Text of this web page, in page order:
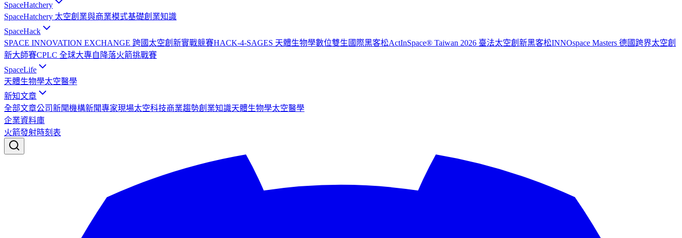
SpaceHatchery
SpaceHatchery 太空創業與商業模式基礎創業知識
SpaceHack
SPACE INNOVATION EXCHANGE 跨國太空創新實戰競賽HACK-4-SAGES 天體生物學數位雙生國際黑客松ActInSpace® Taiwan 2026 臺法太空創新黑客松INNOspace Masters 德國跨界太空創
新大師賽CPLC 全球大專自降落火箭挑戰賽
SpaceLife
天體生物學太空醫學
新知文章
全部文章公司新聞機構新聞專家現場太空科技商業趨勢創業知識天體生物學太空醫學
企業資料庫
火箭發射時刻表